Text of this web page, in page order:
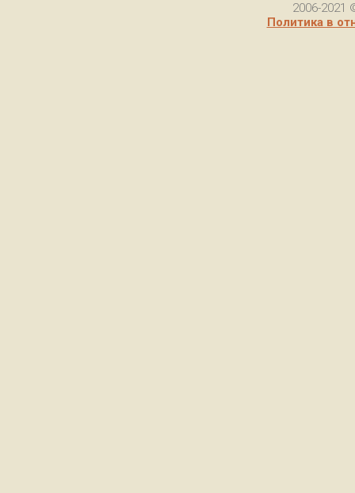
2006-2021
Политика в